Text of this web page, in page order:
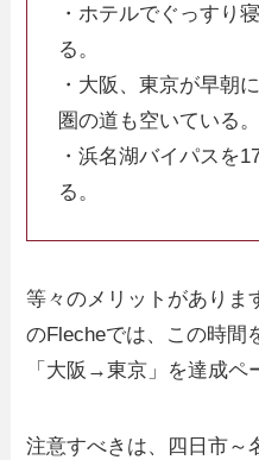
・ホテルでぐっすり
る。
・大阪、東京が早朝
圏の道も空いている。
・浜名湖バイパスを
る。
等々のメリットがありま
のFlecheでは、この時間
「大阪→東京」を達成ペ
注意すべきは、四日市～